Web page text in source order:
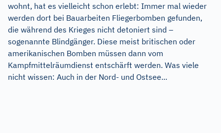
wohnt, hat es vielleicht schon erlebt: Immer mal wieder
werden dort bei Bauarbeiten Fliegerbomben gefunden,
die während des Krieges nicht detoniert sind –
sogenannte Blindgänger. Diese meist britischen oder
amerikanischen Bomben müssen dann vom
Kampfmittelräumdienst entschärft werden. Was viele
nicht wissen: Auch in der Nord- und Ostsee...